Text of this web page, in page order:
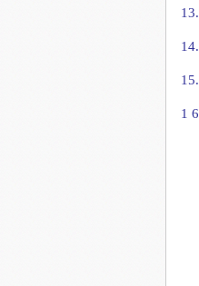
13.
14.
15.
1 6